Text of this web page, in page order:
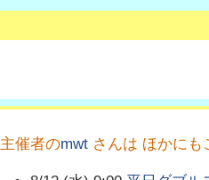
主催者のmwt さんは ほかにも